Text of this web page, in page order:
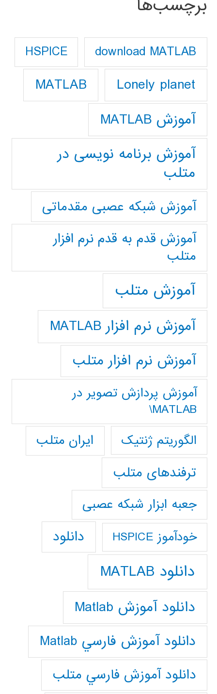
برچسب‌ها
download MATLAB
HSPICE
Lonely planet
MATLAB
آموزش MATLAB
آموزش برنامه نویسی در
متلب
آموزش شبکه عصبی مقدماتی
آموزش قدم به قدم نرم افزار
متلب
آموزش متلب
آموزش نرم افزار MATLAB
آموزش نرم افزار متلب
آموزش پردازش تصوير در
MATLAB\
الگوریتم ژنتیک
ایران متلب
ترفندهای متلب
جعبه ابزار شبکه عصبی
خودآموز HSPICE دانلود
دانلود MATLAB
دانلود آموزش Matlab
دانلود آموزش فارسي Matlab
دانلود آموزش فارسي متلب